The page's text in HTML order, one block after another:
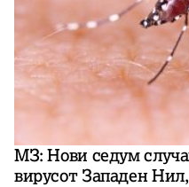
МЗ: Нови седум
вирусот Западен